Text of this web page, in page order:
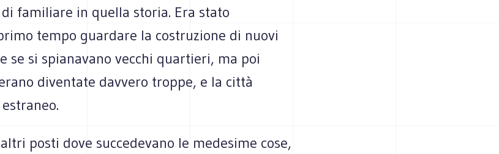
familiare in quella storia. Era stato
tempo guardare la costruzione di nuovi
se si spianavano vecchi quartieri, ma poi
diventate davvero troppe, e la città
posti dove succedevano le medesime cose,